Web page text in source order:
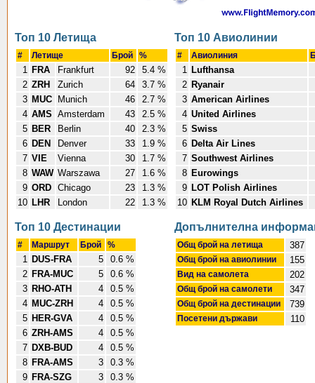
Топ 10 Летища
# Летище Брой %
1 FRA Frankfurt 92
5.4 %
2 ZRH Zurich 64
3.7 %
3 MUC Munich 46
2.7 %
4 AMS Amsterdam 43
2.5 %
5 BER Berlin 40
2.3 %
6 DEN Denver 33
1.9 %
7 VIE Vienna 30
1.7 %
8 WAW Warszawa 27
1.6 %
9 ORD Chicago 23
1.3 %
10 LHR London 22 1.3 %
Топ 10 Авиолинии
# Авиолиния
1 Lufthansa
2 Ryanair
3 American Airlines
4 United Airlines
5 Swiss
6 Delta Air Lines
7 Southwest Airlines
8 Eurowings
9 LOT Polish Airlines
10 KLM Royal Dutch Airlines
Топ 10 Дестинации
# Маршрут Брой %
1 DUS-FRA 5
0.6 %
2 FRA-MUC 5
0.6 %
3 RHO-ATH 4
0.5 %
4 MUC-ZRH 4
0.5 %
5 HER-GVA 4
0.5 %
6 ZRH-AMS 4
0.5 %
7 DXB-BUD 4
0.5 %
8 FRA-AMS 3
0.3 %
9 FRA-SZG 3
0.3 %
Допълнителна
Общ брой на летища 387
Общ брой на авиолинии 155
Вид на самолета 202
Общ брой на самолети 347
Общ брой на дестинации 739
Посетени държави 110